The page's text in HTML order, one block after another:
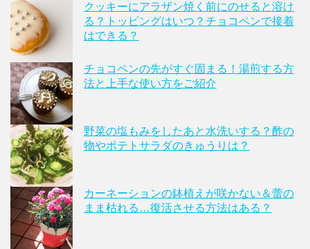
クッキーにアラザン焼く前にのせると溶け
る？トッピングはいつ？チョコペンで接着
はできる？
チョコペンの先がすぐ固まる！湯煎する方
法と上手な使い方をご紹介
野菜の塩もみをしたあと水洗いする？酢の
物やポテトサラダのきゅうりは？
カーネーションの鉢植えが咲かない＆蕾の
まま枯れる…復活させる方法はある？